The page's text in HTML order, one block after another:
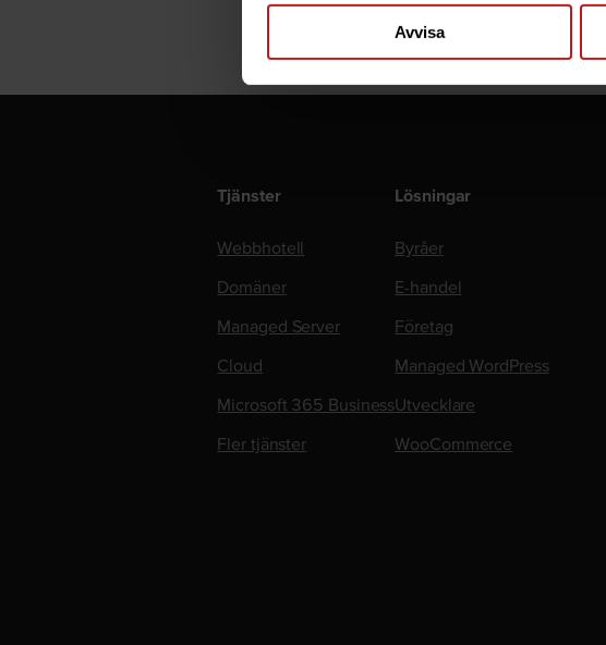
Avvisa
Tjänster
Webbhotell
Domäner
Managed Server
Cloud
Microsoft 365 Business
Fler tjänster
Lösningar
Byråer
E-handel
Företag
Managed WordPress
Utvecklare
WooCommerce